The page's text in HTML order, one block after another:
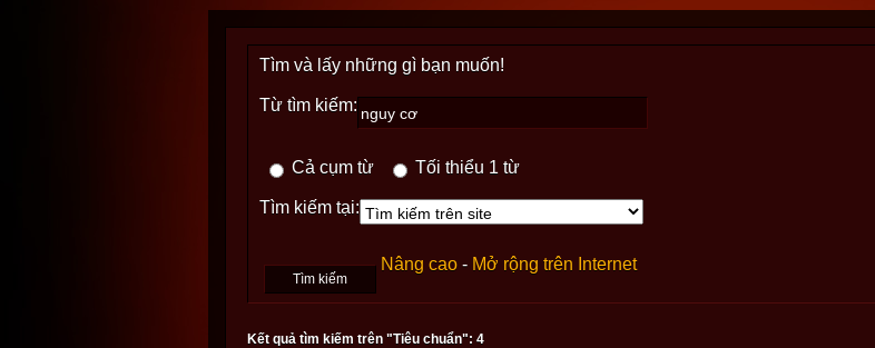
Tìm và lấy những gì bạn muốn!
Từ tìm kiếm:
Cả cụm từ Tối thiểu 1 từ
Tìm kiếm tại:
Nâng cao - Mở rộng trên Internet
Kết quả tìm kiếm trên "Tiêu chuẩn": 4